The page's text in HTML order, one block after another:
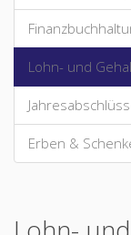
Lohn- und
Erben &